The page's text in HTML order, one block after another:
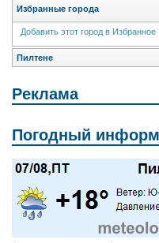
Избранные города
Добавить этот город в Избранное
Пилтене
Реклама
Погодный